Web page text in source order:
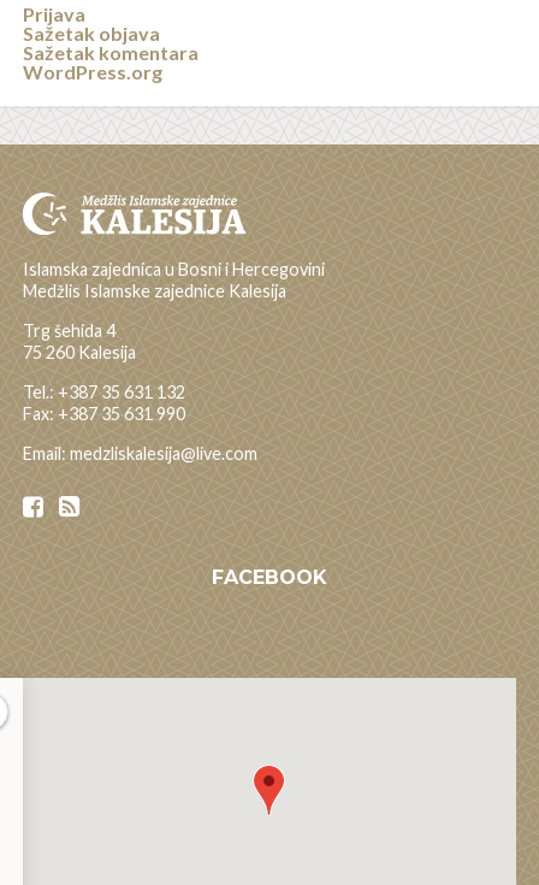
Prijava
Sažetak objava
Sažetak komentara
WordPress.org
Islamska zajednica u Bosni i Hercegovini
Medžlis Islamske zajednice Kalesija
Trg šehida 4
75 260 Kalesija
Tel.: +387 35 631 132
Fax: +387 35 631 990
Email: medzliskalesija@live.com
FACEBOOK